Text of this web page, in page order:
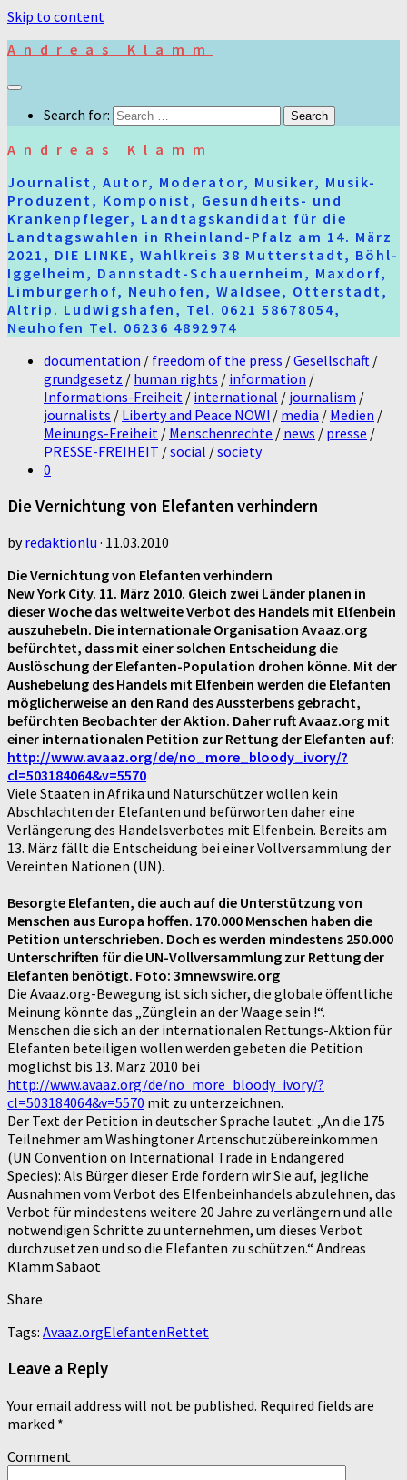
Skip to content
Andreas Klamm
Search for:
Andreas Klamm
Journalist, Autor, Moderator, Musiker, Musik-
Produzent, Komponist, Gesundheits- und
Krankenpfleger, Landtagskandidat für die
Landtagswahlen in Rheinland-Pfalz am 14. März
2021, DIE LINKE, Wahlkreis 38 Mutterstadt, Böhl-
Iggelheim, Dannstadt-Schauernheim, Maxdorf,
Limburgerhof, Neuhofen, Waldsee, Otterstadt,
Altrip. Ludwigshafen, Tel. 0621 58678054,
Neuhofen Tel. 06236 4892974
documentation / freedom of the press /Gesellschaft /
grundgesetz / human rights / information /
Informations-Freiheit / international / journalism /
journalists / Liberty and Peace NOW! / media / Medien /
Meinungs-Freiheit / Menschenrechte / news / presse /
PRESSE-FREIHEIT /social /society
0
Die Vernichtung von Elefanten verhindern
byredaktionlu · 11.03.2010
Die Vernichtung von Elefanten verhindern
New York City. 11. März 2010. Gleich zwei Länder planen in
dieser Woche das weltweite Verbot des Handels mit Elfenbein
auszuhebeln. Die internationale Organisation Avaaz.org
befürchtet, dass mit einer solchen Entscheidung die
Auslöschung der Elefanten-Population drohen könne. Mit der
Aushebelung des Handels mit Elfenbein werden die Elefanten
möglicherweise an den Rand des Aussterbens gebracht,
befürchten Beobachter der Aktion. Daher ruft Avaaz.org mit
einer internationalen Petition zur Rettung der Elefanten auf:
http://www.avaaz.org/de/no_more_bloody_ivory/?
cl=503184064&v=5570
Viele Staaten in Afrika und Naturschützer wollen kein
Abschlachten der Elefanten und befürworten daher eine
Verlängerung des Handelsverbotes mit Elfenbein. Bereits am
13. März fällt die Entscheidung bei einer Vollversammlung der
Vereinten Nationen (UN).
Besorgte Elefanten, die auch auf die Unterstützung von
Menschen aus Europa hoffen. 170.000 Menschen haben die
Petition unterschrieben. Doch es werden mindestens 250.000
Unterschriften für die UN-Vollversammlung zur Rettung der
Elefanten benötigt. Foto: 3mnewswire.org
Die Avaaz.org-Bewegung ist sich sicher, die globale öffentliche
Meinung könnte das „Zünglein an der Waage sein !“.
Menschen die sich an der internationalen Rettungs-Aktion für
Elefanten beteiligen wollen werden gebeten die Petition
möglichst bis 13. März 2010 bei
http://www.avaaz.org/de/no_more_bloody_ivory/?
cl=503184064&v=5570 mit zu unterzeichnen.
Der Text der Petition in deutscher Sprache lautet: „An die 175
Teilnehmer am Washingtoner Artenschutzübereinkommen
(UN Convention on International Trade in Endangered
Species): Als Bürger dieser Erde fordern wir Sie auf, jegliche
Ausnahmen vom Verbot des Elfenbeinhandels abzulehnen, das
Verbot für mindestens weitere 20 Jahre zu verlängern und alle
notwendigen Schritte zu unternehmen, um dieses Verbot
durchzusetzen und so die Elefanten zu schützen.“ Andreas
Klamm Sabaot
Share
Tags: Avaaz.orgElefantenRettet
Leave a Reply
Your email address will not be published. Required fields are
marked *
Comment